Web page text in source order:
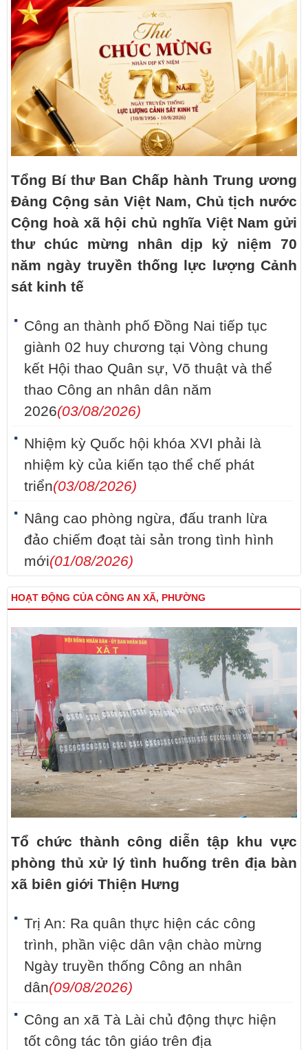
Tổng Bí thư Ban Chấp hành Trung ương
Đảng Cộng sản Việt Nam, Chủ tịch nước
Cộng hoà xã hội chủ nghĩa Việt Nam gửi
thư chúc mừng nhân dịp kỷ niệm 70
năm ngày truyền thống lực lượng Cảnh
sát kinh tế
Công an thành phố Đồng Nai tiếp tục
giành 02 huy chương tại Vòng chung
kết Hội thao Quân sự, Võ thuật và thể
thao Công an nhân dân năm
2026(03/08/2026)
Nhiệm kỳ Quốc hội khóa XVI phải là
nhiệm kỳ của kiến tạo thể chế phát
triển(03/08/2026)
Nâng cao phòng ngừa, đấu tranh lừa
đảo chiếm đoạt tài sản trong tình hình
mới(01/08/2026)
HOẠT ĐỘNG CỦA CÔNG AN XÃ, PHƯỜNG
Tổ chức thành công diễn tập khu vực
phòng thủ xử lý tình huống trên địa bàn
xã biên giới Thiện Hưng
Trị An: Ra quân thực hiện các công
trình, phần việc dân vận chào mừng
Ngày truyền thống Công an nhân
dân(09/08/2026)
Công an xã Tà Lài chủ động thực hiện
tốt công tác tôn giáo trên địa